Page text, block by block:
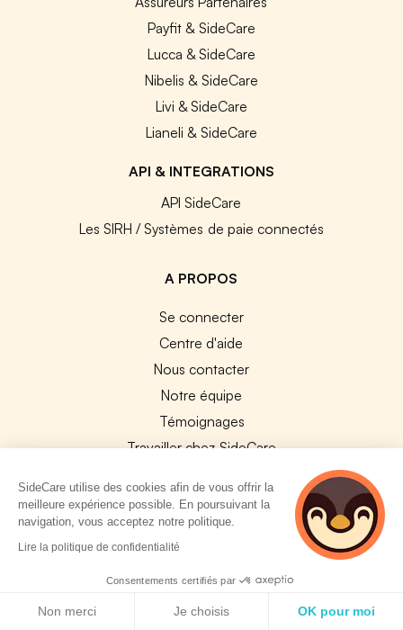
Payfit & SideCare
Lucca & SideCare
Nibelis & SideCare
Livi & SideCare
Lianeli & SideCare
API & INTEGRATIONS
API SideCare
Les SIRH / Systèmes de paie connectés
A PROPOS
Se connecter
Centre d'aide
Nous contacter
Notre équipe
Témoignages
Travailler chez SideCare
CGU & RGPD
Cookies
Google Play
SideCare utilise des cookies afin de vous offrir la
meilleure expérience possible. En poursuivant la
navigation, vous acceptez notre politique.
Lire la politique de confidentialité
Consentements certifiés par
Non merci Je choisis OK pour moi
4 personnes
consultent
actuellement cette